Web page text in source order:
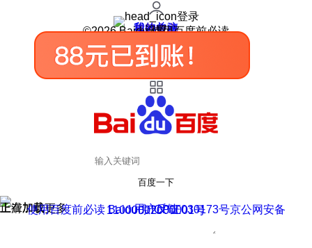
登录
我的关注
我的收藏
皮肤中心
用户反馈
设置
©2026 Baidu 使用百度前必读
百度一下
正在加载
上滑加载更多 用户反馈
使用百度前必读 Baidu 京ICP证030173号
京公网安备11000002000001号